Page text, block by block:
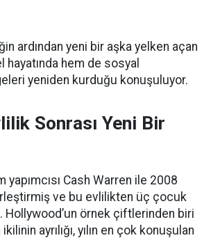
ardından yeni bir aşka yelken açan
hayatında hem de sosyal
yeniden kurduğu konuşuluyor.
Sonrası Yeni Bir
Cash Warren ile 2008
birleştirmiş ve bu evlilikten üç çocuk
Hollywood’un örnek çiftlerinden biri
ayrılığı, yılın en çok konuşulan